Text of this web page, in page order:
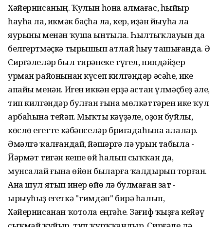
Хәйернисаның. Ҡулын һона алмағас, һыйыр
һауһа ла, икмәк баҫһа ла, кер, иҙән йыуһа ла
яурыны менән ҡуша ынтыла. Һылтыҡлауын да
белгертмәҫкә тырышып атлай һыу ташығанда. Ә
Сирғәлеләр был тирәнеке түгел, ниндәйҙер
урман районынан күсеп килгәндәр әсәһе, ике
апайы менән. Иген иккән ерҙә астан үлмәҫбеҙ әле,
тип килгәндәр булған ғына мөлкәттәрен ике ҡул
арбаһына тейәп. Мыҡты кәүҙәле, оҙон буйлы,
көслө егетте кәбәнселәр бригадаһына алалар.
Әмәлгә ҡалғандай, йәшәргә лә урын табыла -
Йәрмәт тигән кеше өй һалып сыҡҡан да,
мунсалай ғына өйөн быларға ҡалдырып торған.
Ана шул ятып инер өйө лә булмаған зат -
ырыуһыҙ егеткә "тимдәп" бирә һалып,
Хәйернисанан ҡотола еңгәһе. Зәғиф ҡыҙға кейәү